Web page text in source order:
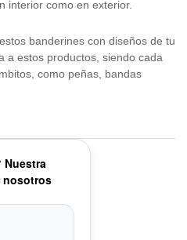
interior como en exterior.
banderines con diseños de tu
a estos productos, siendo cada
como peñas, bandas
nosotros